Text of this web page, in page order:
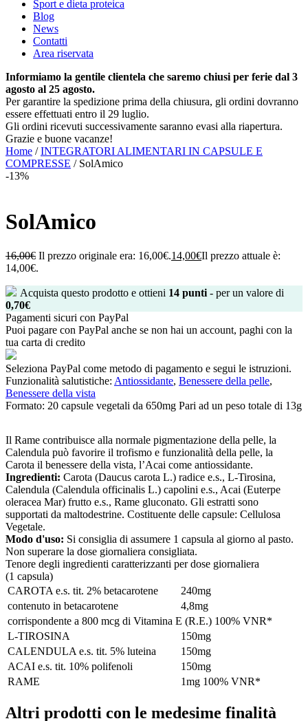
Sport e dieta proteica
Blog
News
Contatti
Area riservata
Informiamo la gentile clientela che saremo chiusi per ferie dal 3
agosto al 25 agosto.
Per garantire la spedizione prima della chiusura, gli ordini dovranno
essere effettuati entro il 29 luglio.
Gli ordini ricevuti successivamente saranno evasi alla riapertura.
Grazie e buone vacanze!
Home /INTEGRATORI ALIMENTARI IN CAPSULE E
COMPRESSE / SolAmico
-13%
SolAmico
16,00€ Il prezzo originale era: 16,00€.14,00€Il prezzo attuale è:
14,00€.
Acquista questo prodotto e ottieni 14 punti - per un valore di
0,70€
Pagamenti sicuri con PayPal
Puoi pagare con PayPal anche se non hai un account, paghi con la
tua carta di credito
Seleziona PayPal come metodo di pagamento e segui le istruzioni.
Funzionalità salutistiche: Antiossidante, Benessere della pelle,
Benessere della vista
Formato: 20 capsule vegetali da 650mg Pari ad un peso totale di 13g
Il Rame contribuisce alla normale pigmentazione della pelle, la
Calendula può favorire il trofismo e funzionalità della pelle, la
Carota il benessere della vista, l’Acai come antiossidante.
Ingredienti: Carota (Daucus carota L.) radice e.s., L-Tirosina,
Calendula (Calendula officinalis L.) capolini e.s., Acai (Euterpe
oleracea Mar) frutto e.s., Rame gluconato. Gli estratti sono
supportati da maltodestrine. Costituente delle capsule: Cellulosa
Vegetale.
Modo d'uso: Si consiglia di assumere 1 capsula al giorno al pasto.
Non superare la dose giornaliera consigliata.
Tenore degli ingredienti caratterizzanti per dose giornaliera
(1 capsula)
CAROTA e.s. tit. 2% betacarotene
240mg
contenuto in betacarotene
4,8mg
corrispondente a 800 mcg di Vitamina E (R.E.) 100% VNR*
L-TIROSINA
150mg
CALENDULA e.s. tit. 5% luteina
150mg
ACAI e.s. tit. 10% polifenoli
150mg
RAME
1mg 100% VNR*
Altri prodotti con le medesime finalità